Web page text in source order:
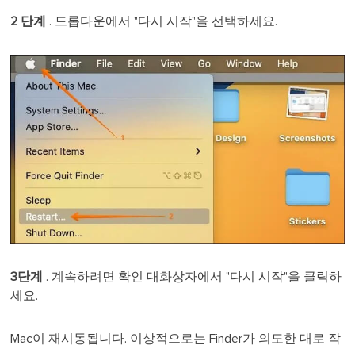
2 단계 . 드롭다운에서 "다시 시작"을 선택하세요.
3단계
. 계속하려면 확인 대화상자에서 "다시 시작"을 클릭하
세요.
Mac이 재시동됩니다. 이상적으로는 Finder가 의도한 대로 작